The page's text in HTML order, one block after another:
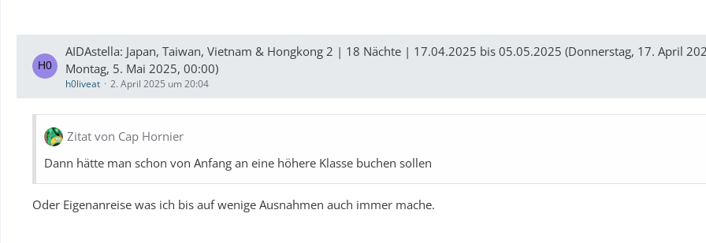
AIDAstella: Japan, Taiwan, Vietnam & Hongkong 2 | 18 Nächte | 17.04.2025 bis 05.05.2025 (Donnerstag, 17. April
Montag, 5. Mai 2025, 00:00)
h0liveat 2. April 2025 um 20:04
Zitat von Cap Hornier
Dann hätte man schon von Anfang an eine höhere Klasse buchen sollen
Oder Eigenanreise was ich bis auf wenige Ausnahmen auch immer mache.